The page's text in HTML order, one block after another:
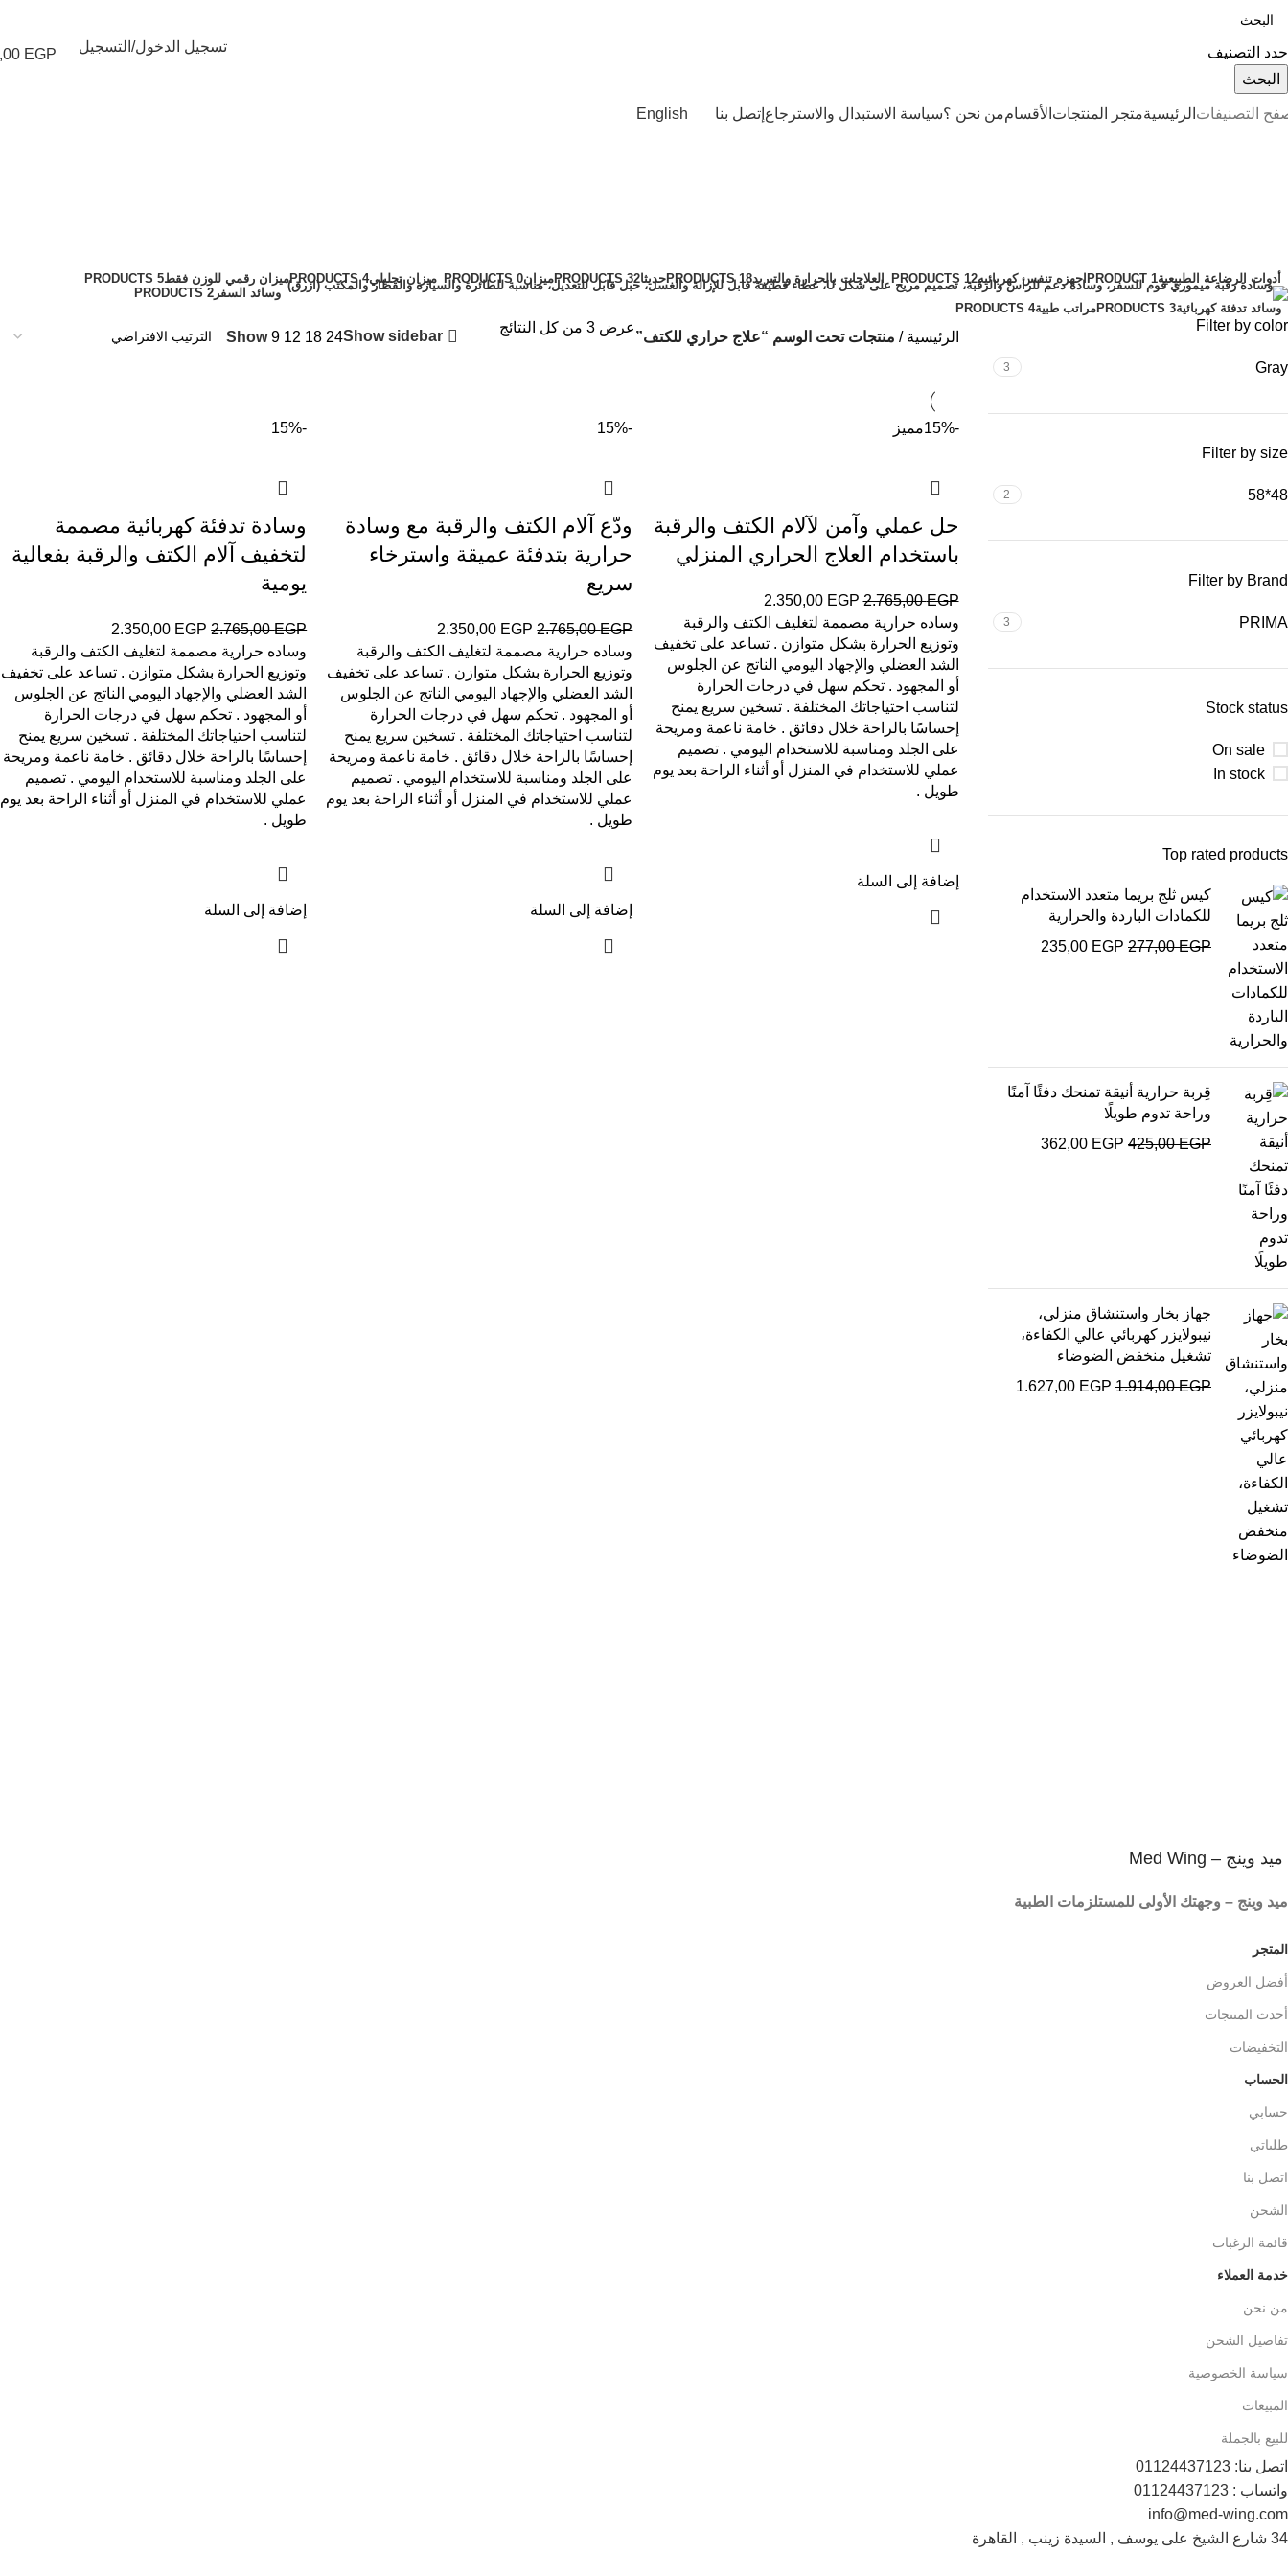
حدد التصنيف
البحث
تسجيل الدخول/التسجيل EGP
التصنيفات الرئيسيةمتجر المنتجات الأقساممن نحن ؟سياسة الاستبدال والاسترجاع إتصل بنا English
أدوات الرضاعة الطبيعية1 PRODUCT اجهزه تنفس كهربائيه12 PRODUCTS العلاجات بالحرارة والتبريد18 PRODUCTS حديثا32 PRODUCTS ميزان0 PRODUCTS ميزان تحليلي4 PRODUCTS ميزان رقمي للوزن فقط5 PRODUCTS
وسائد السفر 2 PRODUCTS
وسائد تدفئة كهربائية3 PRODUCTS مراتب طبية4 PRODUCTS
Filter by color
Gray
3
Filter by size
48*58
2
Filter by Brand
PRIMA
3
Stock status
On sale
In stock
Top rated products
كيس ثلج بريما متعدد الاستخدام
للكمادات الباردة والحرارية
277,00EGP
235,00 EGP
قِربة حرارية أنيقة تمنحك دفئًا آمنًا
وراحة تدوم طويلًا
425,00EGP
362,00 EGP
جهاز بخار واستنشاق منزلي،
نيبولايزر كهربائي عالي الكفاءة،
تشغيل منخفض الضوضاء
1.914,00EGP
1.627,00 EGP
الرئيسية منتجات تحت الوسم “علاج حراري للكتف”
عرض ⁦3⁩ من كل النتائج
Show sidebar
Show9 12 18 24
-15% مميز
حل عملي وآمن لآلام الكتف والرقبة
باستخدام العلاج الحراري المنزلي
2.765,00EGP
2.350,00 EGP
وساده حرارية مصممة لتغليف الكتف والرقبة
وتوزيع الحرارة بشكل متوازن . تساعد على تخفيف
الشد العضلي والإجهاد اليومي الناتج عن الجلوس
أو المجهود . تحكم سهل في درجات الحرارة
لتناسب احتياجاتك المختلفة . تسخين سريع يمنح
إحساسًا بالراحة خلال دقائق . خامة ناعمة ومريحة
على الجلد ومناسبة للاستخدام اليومي . تصميم
عملي للاستخدام في المنزل أو أثناء الراحة بعد يوم
طويل .
إضافة إلى السلة
-15%
ودّع آلام الكتف والرقبة مع وسادة
حرارية بتدفئة عميقة واسترخاء
سريع
2.765,00EGP
2.350,00 EGP
وساده حرارية مصممة لتغليف الكتف والرقبة
وتوزيع الحرارة بشكل متوازن . تساعد على تخفيف
الشد العضلي والإجهاد اليومي الناتج عن الجلوس
أو المجهود . تحكم سهل في درجات الحرارة
لتناسب احتياجاتك المختلفة . تسخين سريع يمنح
إحساسًا بالراحة خلال دقائق . خامة ناعمة ومريحة
على الجلد ومناسبة للاستخدام اليومي . تصميم
عملي للاستخدام في المنزل أو أثناء الراحة بعد يوم
طويل .
إضافة إلى السلة
-15%
وسادة تدفئة كهربائية مصممة
لتخفيف آلام الكتف والرقبة بفعالية
يومية
2.765,00EGP
2.350,00 EGP
وساده حرارية مصممة لتغليف الكتف والرقبة
وتوزيع الحرارة بشكل متوازن . تساعد على تخفيف
الشد العضلي والإجهاد اليومي الناتج عن الجلوس
أو المجهود . تحكم سهل في درجات الحرارة
لتناسب احتياجاتك المختلفة . تسخين سريع يمنح
إحساسًا بالراحة خلال دقائق . خامة ناعمة ومريحة
على الجلد ومناسبة للاستخدام اليومي . تصميم
عملي للاستخدام في المنزل أو أثناء الراحة بعد يوم
طويل .
إضافة إلى السلة
ميد وينج – Med Wing
ميد وينج – وجهتك الأولى للمستلزمات الطبية
المتجر
أفضل العروض
أحدث المنتجات
التخفيضات
الحساب
حسابي
طلباتي
اتصل بنا
الشحن
قائمة الرغبات
خدمة العملاء
من نحن
تفاصيل الشحن
سياسة الخصوصية
المبيعات
للبيع بالجملة
اتصل بنا: 01124437123
واتساب : 01124437123
info@med-wing.com
34 شارع الشيخ على يوسف , السيدة زينب , القاهرة